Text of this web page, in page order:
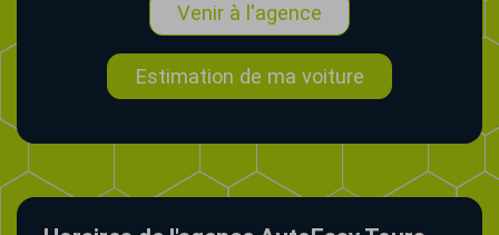
Venir à l'agence
Estimation de ma voiture